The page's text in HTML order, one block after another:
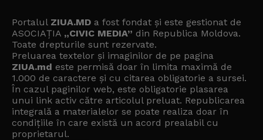
Portalul ZIUA.MD a fost fondat și este gestionat de
ASOCIAȚIA „CIVIC MEDIA” din Republica Moldova.
Toate drepturile sunt rezervate.
Preluarea textelor și imaginilor de pe pagina
ZIUA.md este permisă doar în limita maximă de
1.000 de caractere și cu citarea obligatorie a sursei.
În cazul paginilor web, este obligatorie plasarea
unui link activ către articolul preluat. Republicarea
integrală a materialelor se poate realiza doar în
condițiile în care există un acord prealabil cu
proprietarul.